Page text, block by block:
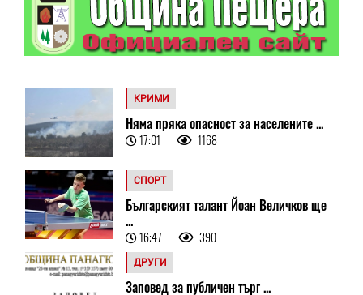
КРИМИ
Няма пряка опасност за населените ...
17:01 1168
СПОРТ
Българският талант Йоан Величков ще
...
16:47 390
ДРУГИ
Заповед за публичен търг ...